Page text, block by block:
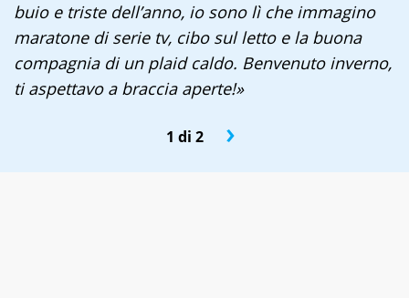
buio e triste dell’anno, io sono lì che immagino
maratone di serie tv, cibo sul letto e la buona
compagnia di un plaid caldo. Benvenuto inverno,
ti aspettavo a braccia aperte!»
1 di 2 ›